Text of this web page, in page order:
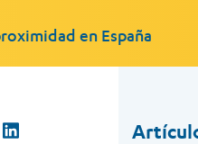
en España